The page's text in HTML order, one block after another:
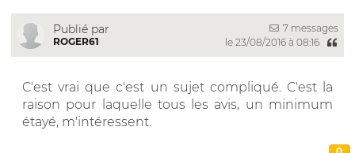
Publié par
ROGER61
7 messages
le 23/08/2016 à 08:16
C'est vrai que c'est un sujet compliqué. C'est la
raison pour laquelle tous les avis, un minimum
étayé, m'intéressent.